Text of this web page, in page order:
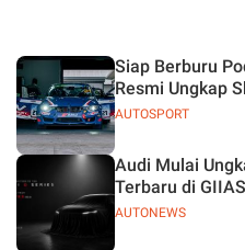
Basis Produksi
ASEAN
2026
AUTOSPORT
Siap Berburu
Resmi Ungkap
AUTONEWS
Audi Mulai
Terbaru di